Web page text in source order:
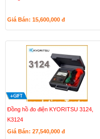
Giá Bán: 15,600,000 đ
Đồng hồ đo điện KYORITSU 3124,
K3124
Giá Bán: 27,540,000 đ